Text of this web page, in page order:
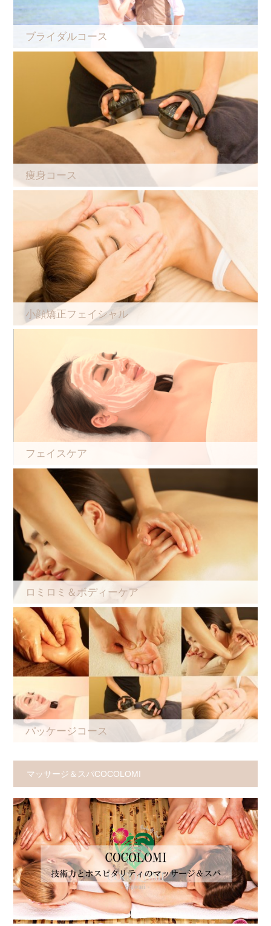
ブライダルコース
痩身コース
小顔矯正フェイシャル
フェイスケア
ロミロミ＆ボディーケア
パッケージコース
マッサージ＆スパCOCOLOMI